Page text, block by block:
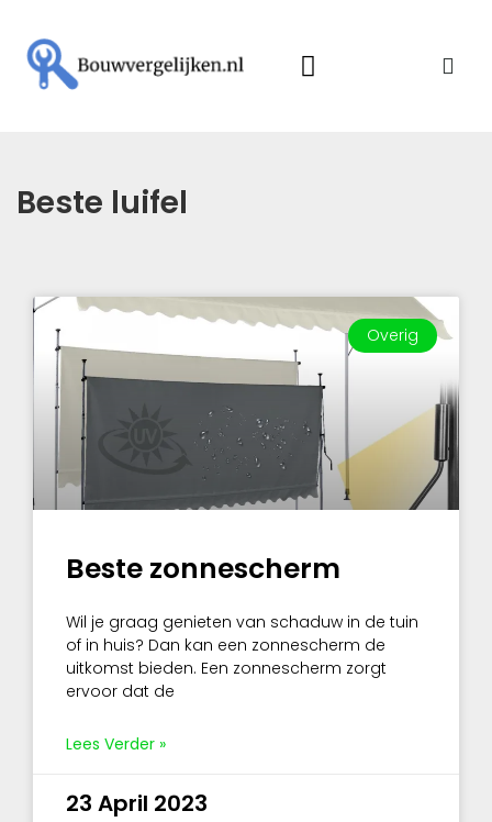
Beste luifel
Overig
Beste zonnescherm
Wil je graag genieten van schaduw in de tuin
of in huis? Dan kan een zonnescherm de
uitkomst bieden. Een zonnescherm zorgt
ervoor dat de
Lees Verder »
23 April 2023